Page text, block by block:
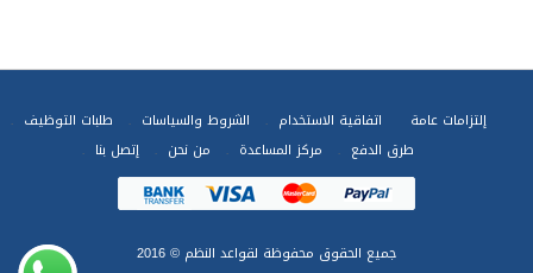
إلتزامات عامة اتفاقية الاستخدام الشروط والسياسات
طلبات التوظيف
طرق الدفع
مركز المساعدة من نحن إتصل بنا
جميع الحقوق محفوظة لقواعد النظم © 2016